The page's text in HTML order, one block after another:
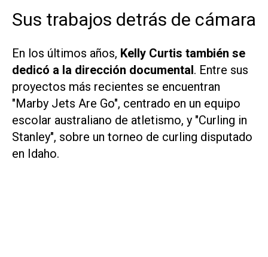
Sus trabajos detrás de cámara
En los últimos años, Kelly Curtis también se
dedicó a la dirección documental. Entre sus
proyectos más recientes se encuentran
"Marby Jets Are Go", centrado en un equipo
escolar australiano de atletismo, y "Curling in
Stanley", sobre un torneo de curling disputado
en Idaho.